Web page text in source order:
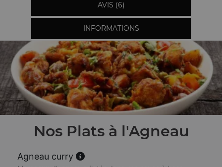
AVIS (6)
INFORMATIONS
Nos Plats à l'Agneau
Agneau curry